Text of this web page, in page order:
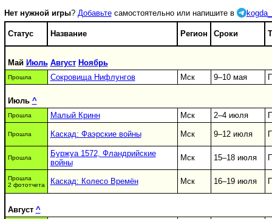
Нет нужной игры? Добавьтесамостоятельно или напишите в
Статус Название Регион Сроки
Май Июль Август Ноябрь
Прошла Сокровища Нифлунгов Мск 9–10 мая
Июль ^
Прошла Малый Кринн Мск 2–4 июля
Прошла Каскад: Фаэрские войны Мск 9–12 июля
Прошла
Буржуа 1572, Фландрийские
войны
Мск 15–18 июля
Прошла
2 фототчета
Каскад: Колесо Времён Мск 16–19 июля
Август ^